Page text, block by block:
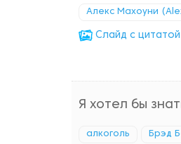
Алекс Махоуни
Cлайд с цитатой
Я хотел бы
алкоголь Брэд